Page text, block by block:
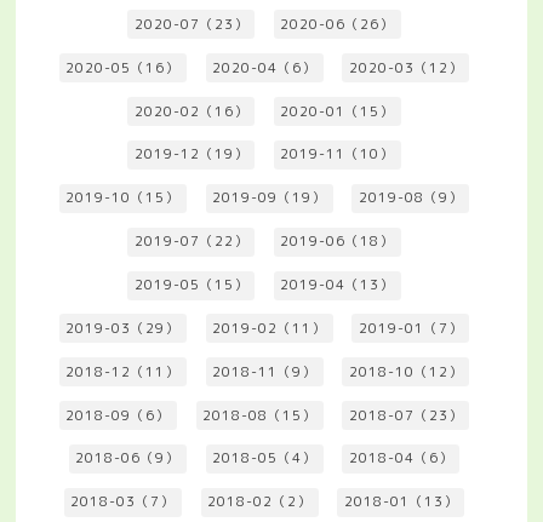
2020-07（23） 2020-06（26）
2020-05（16） 2020-04（6） 2020-03（12）
2020-02（16） 2020-01（15）
2019-12（19） 2019-11（10）
2019-10（15） 2019-09（19） 2019-08（9）
2019-07（22） 2019-06（18）
2019-05（15） 2019-04（13）
2019-03（29） 2019-02（11） 2019-01（7）
2018-12（11） 2018-11（9） 2018-10（12）
2018-09（6） 2018-08（15） 2018-07（23）
2018-06（9） 2018-05（4） 2018-04（6）
2018-03（7） 2018-02（2） 2018-01（13）